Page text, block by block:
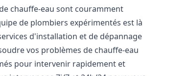
chauffe-eau sont couramment
de plombiers expérimentés est là
d'installation et de dépannage
vos problèmes de chauffe-eau
pour intervenir rapidement et